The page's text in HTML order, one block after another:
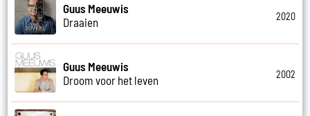
Guus Meeuwis
Draaien
2020
Guus Meeuwis
Droom voor het leven
2002